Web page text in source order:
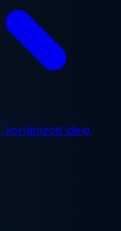
korlátozott ideig.